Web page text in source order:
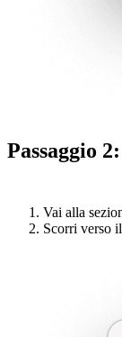
Passaggio
Vai alla
Scorri verso